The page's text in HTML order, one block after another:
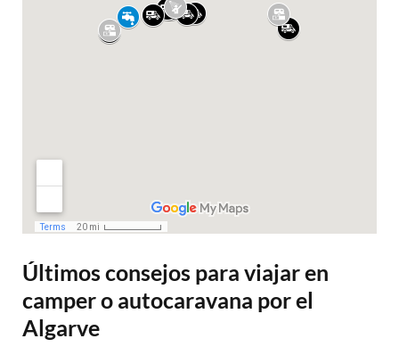
Últimos consejos para viajar en
camper o autocaravana por el
Algarve